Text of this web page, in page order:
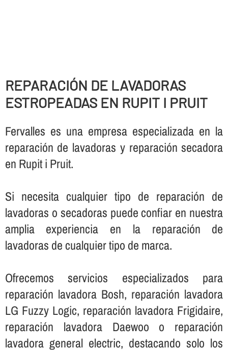
REPARACIÓN DE LAVADORAS
ESTROPEADAS EN RUPIT I PRUIT
Fervalles es una empresa especializada en la
reparación de lavadoras y reparación secadora
en Rupit i Pruit.
Si necesita cualquier tipo de reparación de
lavadoras o secadoras puede confiar en nuestra
amplia experiencia en la reparación de
lavadoras de cualquier tipo de marca.
Ofrecemos servicios especializados para
reparación lavadora Bosh, reparación lavadora
LG Fuzzy Logic, reparación lavadora Frigidaire,
reparación lavadora Daewoo o reparación
lavadora general electric, destacando solo los